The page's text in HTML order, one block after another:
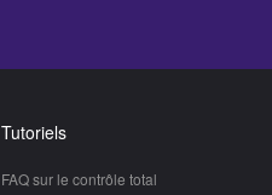
Tutoriels
FAQ sur le contrôle total